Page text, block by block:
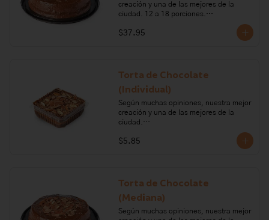
creación y una de las mejores de la
ciudad. 12 a 18 porciones.
Ingredientes: Harina de trigo, cocoa,
aceite vegetal, limón, almendras, sal,
Alérgenos: lacteo, frutos secos, gluten,
huevo
$37.95
Torta de Chocolate
(Individual)
Según muchas opiniones, nuestra mejor
creación y una de las mejores de la
ciudad.
Ingredientes: Harina de trigo, cocoa,
aceite vegetal, limón, almendras, sal.
Alérgenos: lacteo, frutos secos, gluten,
huevo.
$5.85
Torta de Chocolate
(Mediana)
Según muchas opiniones, nuestra mejor